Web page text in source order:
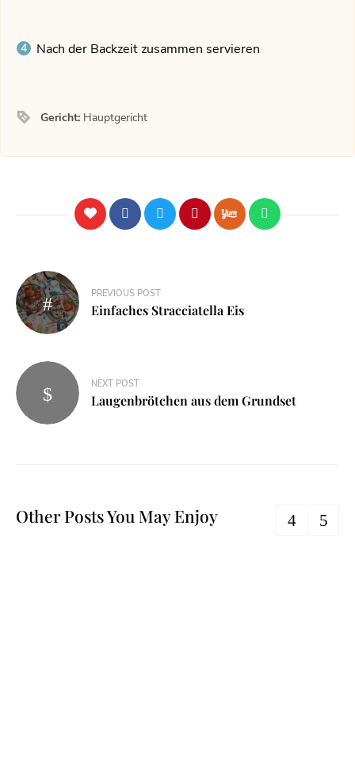
Nach der Backzeit zusammen servieren
Gericht: Hauptgericht
PREVIOUS POST
Einfaches Stracciatella Eis
NEXT POST
Laugenbrötchen aus dem Grundset
Other Posts You May Enjoy